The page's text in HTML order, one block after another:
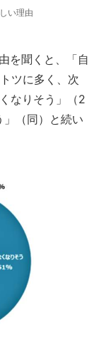
い理由
を聞くと、「自
ツに多く、次
なりそう」（2
」（同）と続い